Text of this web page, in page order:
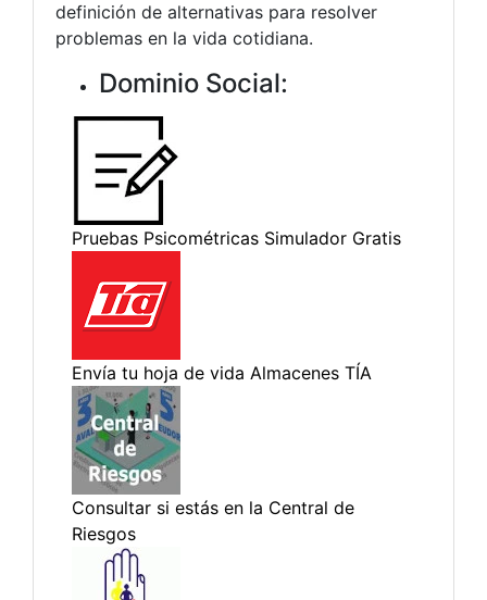
definición de alternativas para resolver
problemas en la vida cotidiana.
Dominio Social: